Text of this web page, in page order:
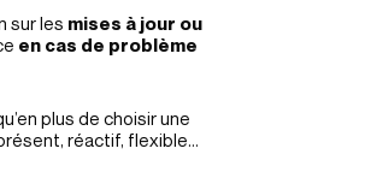
sur les mises à jour ou
en cas de problème
plus de choisir une
réactif, flexible…